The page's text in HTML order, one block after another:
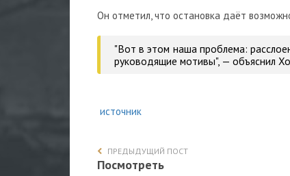
Он отметил, что остановка даёт
"Вот в этом наша проблема:
руководящие мотивы", — объяснил
источник
ПРЕДЫДУЩИЙ ПОСТ
Посмотреть